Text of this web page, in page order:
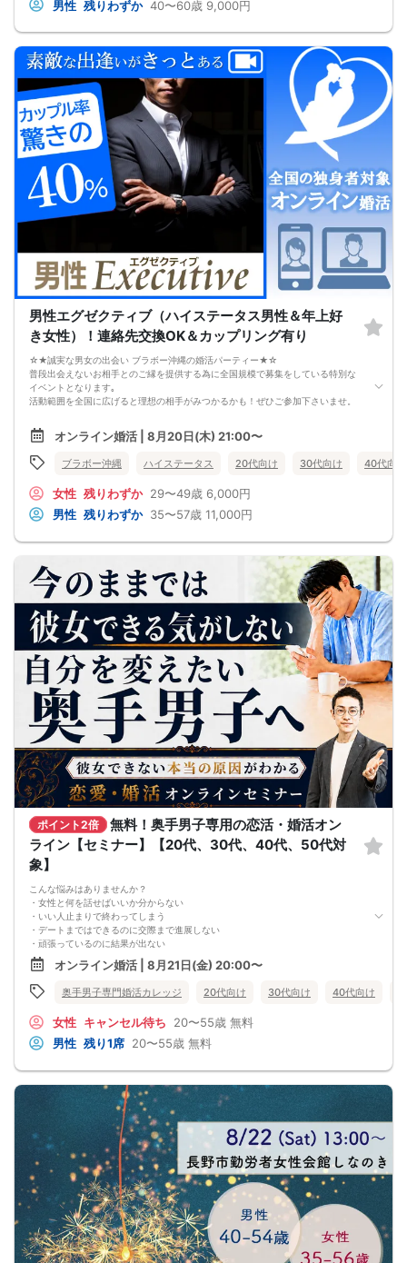
・全国各地に募集しております。お相手の居住地はご自身の居住地と異なる場合
等をご準備下さい。
・確認書類を提示頂けない場合はご参加をお断りする場合も御座いますので予め
ご了承下さいませ。
・終了時刻は目安となります。正確な終了時刻はイベント開始時にスタッフより
ご案内いたします。
・直前の申込みや当日のキャンセルにより男女比が偏る可能性がございますこと
をご了承ください。
・最小催行人数 1対1、最大20名（男女比調整のため定員になる前にキャンセル待
ちとなる場合がございます）
・イベント開催時刻１時間前迄に最小催行人数に満たない場合は中止のご連絡を
差し上げます。
男性 残りわずか 40〜60歳 9,000円
男性エグゼクティブ（ハイステータス男性＆年上好
き女性）！連絡先交換OK＆カップリング有り
☆★誠実な男女の出会い ブラボー沖縄の婚活パーティー★☆
普段出会えないお相手とのご縁を提供する為に全国規模で募集をしている特別な
イベントとなります｡
活動範囲を全国に広げると理想の相手がみつかるかも！ぜひご参加下さいませ。
【注意事項】
・全国各地に募集しております。お相手の居住地はご自身の居住地と異なる場合
がございます。
・本人様確認書類のご提示をお願いしております。免許証やマイナンバーカード
・確認書類を提示頂けない場合はご参加をお断りする場合も御座いますので予め
ご了承下さいませ。
・終了時刻は目安となります。正確な終了時刻はイベント開始時にスタッフより
をご了承ください。
・最小催行人数 1対1、最大20名（男女比調整のため定員になる前にキャンセル待
ちとなる場合がございます）
・イベント開催時刻１時間前迄に最小催行人数に満たない場合は中止のご連絡を
差し上げます。
オンライン婚活 | 8月20日(木) 21:00〜
ブラボー沖縄 ハイステータス 20代向け 30代向け 40代向け
女性 残りわずか 29〜49歳 6,000円
男性 残りわずか 35〜57歳 11,000円
ポイント2倍
無料！奥手男子専用の恋活・婚活オン
ライン【セミナー】【20代、30代、40代、50代対
象】
こんな悩みはありませんか？
・女性と何を話せばいいか分からない
・いい人止まりで終わってしまう
・デートまではできるのに交際まで進展しない
・頑張っているのに結果が出ない
・何が原因なのか分からない
・このまま続けても彼女ができる気がしない
これまで500名以上の
奥手男子の恋愛・婚活相談に乗ってきて、
それは、
多くの奥手男子は、努力不足ではなく、
努力の方向性がズレているということです。
恋愛系YouTubeを見たり、
婚活パーティーや街コンへ参加したり、
みなさん本当に努力しています。
でも、その努力が本命女性との交際につながらず、
「このまま恋愛・婚活を続けても、
本命女性と交際できないのではないか…」
そんな不安を抱えている奥手男子が本当に多いです。
つまり、
やみくもに頑張るだけでは、
本命女性との交際には
つながらないということです。
このまま原因が分からないまま
恋愛や婚活を続けても、
オンライン婚活 | 8月21日(金) 20:00〜
奥手男子専門婚活カレッジ 20代向け 30代向け 40代向け
女性 キャンセル待ち 20〜55歳 無料
男性 残り1席 20〜55歳 無料